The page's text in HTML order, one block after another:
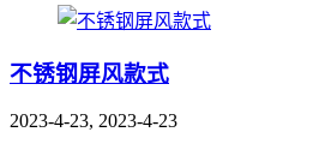
不锈钢屏风款式
2023-4-23, 2023-4-23